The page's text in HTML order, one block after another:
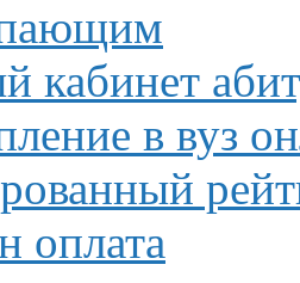
кабинет
в вуз
оплата